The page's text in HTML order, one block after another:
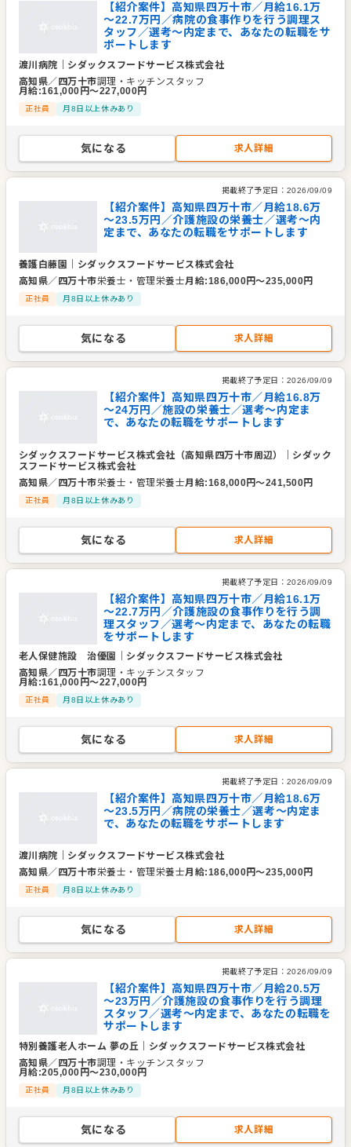
【紹介案件】高知県四万十市／月給16.1万
～22.7万円／病院の食事作りを行う調理ス
タッフ／選考～内定まで、あなたの転職をサ
ポートします
渡川病院
シダックスフードサービス株式会社
高知県／四万十市調理・キッチンスタッフ
月給:161,000 円〜227,000円
正社員 月8日以上休みあり
気になる 求人詳細
掲載終了予定日： 2026/09/09
【紹介案件】高知県四万十市／月給18.6万
～23.5万円／介護施設の栄養士／選考～内
定まで、あなたの転職をサポートします
養護白藤園
シダックスフードサービス株式会社
高知県／ 四万十市栄養士・管理栄養士月給:186,000円〜235,000円
正社員 月8日以上休みあり
気になる 求人詳細
掲載終了予定日： 2026/09/09
【紹介案件】高知県四万十市／月給16.8万
～24万円／施設の栄養士／選考～内定ま
で、あなたの転職をサポートします
シダックスフードサービス株式会社（高知県四万十市周辺）
シダック
スフードサービス株式会社
高知県／四万十市栄養士・管理栄養士月給:168,000円〜241,500円
正社員 月8日以上休みあり
気になる 求人詳細
掲載終了予定日： 2026/09/09
【紹介案件】高知県四万十市／月給16.1万
～22.7万円／介護施設の食事作りを行う調
理スタッフ／選考～内定まで、あなたの転職
をサポートします
老人保健施設 治優園
シダックスフードサービス株式会社
高知県／ 四万十市調理・キッチンスタッフ
月給:161,000 円〜227,000円
正社員 月8日以上休みあり
気になる 求人詳細
掲載終了予定日： 2026/09/09
【紹介案件】高知県四万十市／月給18.6万
～23.5万円／病院の栄養士／選考～内定ま
で、あなたの転職をサポートします
渡川病院
シダックスフードサービス株式会社
高知県／ 四万十市栄養士・管理栄養士月給:186,000円〜235,000円
正社員 月8日以上休みあり
気になる 求人詳細
掲載終了予定日： 2026/09/09
【紹介案件】高知県四万十市／月給20.5万
～23万円／介護施設の食事作りを行う調理
スタッフ／選考～内定まで、あなたの転職を
サポートします
特別養護老人ホーム 夢の丘
シダックスフードサービス株式会社
高知県／四万十市調理・キッチンスタッフ
月給:205,000 円〜230,000円
正社員 月8日以上休みあり
気になる 求人詳細